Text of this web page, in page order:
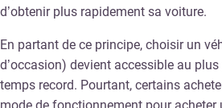
d’obtenir plus rapidement sa voiture.
En partant de ce principe, choisir un
d’occasion) devient accessible au
temps record. Pourtant, certains